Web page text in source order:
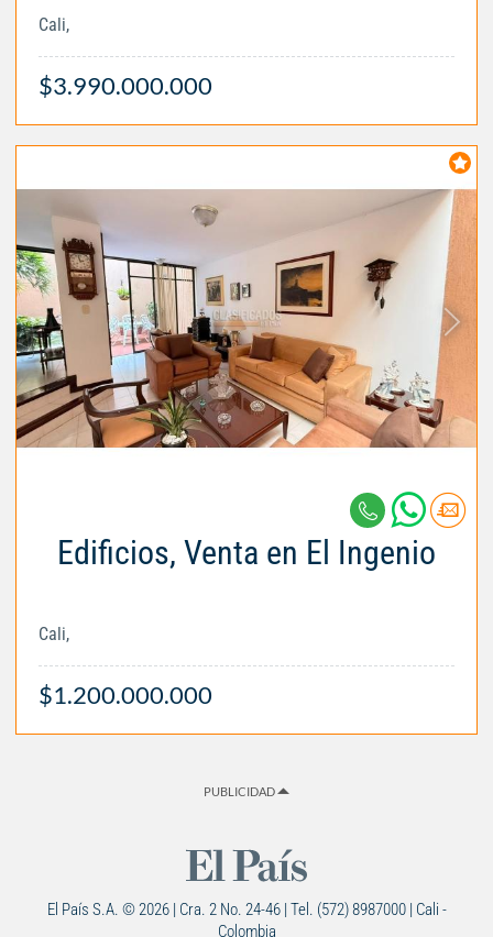
Cali,
$3.990.000.000
Edificios, Venta en El Ingenio
Cali,
$1.200.000.000
PUBLICIDAD
El País S.A. © 2026 | Cra. 2 No. 24-46 | Tel. (572) 8987000 | Cali -
Colombia